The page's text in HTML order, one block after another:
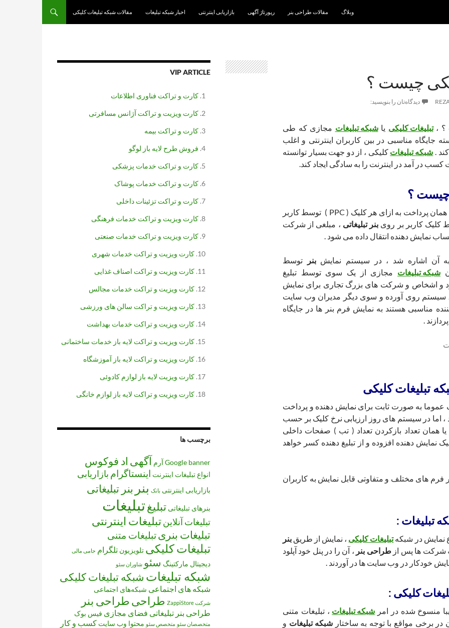
وبلاگ
مقالات طراحی بنر رپورتاژ آگهی بازاریابی اینترنتی اخبار شبکه تبلیغات مقالات شبکه تبلیغات کلیکی
چیست ؟
دیدگاه‌تان را بنویسید:
؟ ،تبلیغات کلیکی یاشبکه تبلیغات مجازی که طی
جایگاه مناسبی در بین کاربران اینترنتی و اغلب
. شبکه تبلیغات کلیکی ، از دو جهت بسیار توانسته
کسب در آمد در اینترنت را به سادگی ایجاد کند.
چیست ؟
یا همان پرداخت به ازای هر کلیک ( PPC ) توسط کاربر
کاربر بر روی بنر تبلیغاتی ، مبلغی از شرکت
نمایش دهنده انتقال داده می شود .
به آن اشاره شد ، در سیستم نمایشبنر
توسط
شبکه تبلیغات مجازی از یک سوی توسط تبلیغ
و اشخاص و شرکت های بزرگ تجاری برای نمایش
سیستم روی آورده و سوی دیگر مدیران وب سایت
مناسبی هستند به نمایش فرم بنر ها در جایگاه
.
تبلیغات کلیکی
عموما به صورت ثابت برای نمایش دهنده و پرداخت
اما در سیستم های روز ارزیابی نرخ کلیک بر حسب
همان تعداد بازکردن تعداد ( تب ) صفحات داخلی
نمایش دهنده افزوده و از تبلیغ دهنده کسر خواهد
فرم های مختلف و متفاوتی قابل نمایش به کاربران
تبلیغات :
نمایش در شبکهتبلیغات کلیکی ، نمایش از طریق بنر
شرکت ها پس ازطراحی بنر ، آن را در پنل خود آپلود
خودکار در وب سایت ها در آوردند .
کلیکی :
منسوخ شده در امر شبکه تبلیغات ، تبلیغات متنی
برخی مواقع با توجه به ساختار شبکه تبلیغات و
VIP ARTICLE
کارت و تراکت فناوری اطلاعات
کارت ویزیت و تراکت آژانس مسافرتی
کارت و تراکت بیمه
فروش طرح لایه باز لوگو
کارت و تراکت خدمات پزشکی
کارت و تراکت خدمات پوشاک
کارت و تراکت تزئینات داخلی
کارت ویزیت و تراکت خدمات فرهنگی
کارت ویزیت و تراکت خدمات صنعتی
کارت ویزیت و تراکت خدمات شهری
کارت ویزیت و تراکت اصناف غذایی
کارت ویزیت و تراکت خدمات مجالس
کارت ویزیت و تراکت سالن های ورزشی
کارت ویزیت و تراکت خدمات بهداشت
کارت ویزیت و تراکت لایه باز خدمات ساختمانی
کارت ویزیت و تراکت لایه باز آموزشگاه
کارت ویزیت لایه باز لوازم کادوئی
کارت ویزیت و تراکت لایه باز لوازم خانگی
برچسب ها
banner
Googleآرم آگهی اد فوکوس
انواع تبلیغات اینترنت اینستاگرام بازاریابی
بازاریابی اینترنتی بانک بنر بنر تبلیغاتی
بنرهای تبلیغاتی تبلیغتبلیغات
تبلیغات آنلاینتبلیغات اینترنتی
تبلیغات بنریتبلیغات متنی
تبلیغات کلیکی تلویزیون تلگرام حامی مالی
دیجیتال مارکتینگ سئو شاوران سئو
شبکه تبلیغات شبکه تبلیغات کلیکی
شبکه های اجتماعی شبکه‌های اجتماعی
شرکت ZappiStore طراحی طراحی بنر
طراحی بنر تبلیغاتی فضای مجازی فیس بوک
متخصصان سئو متخصص سئو محتوا وب سایت کسب و کار